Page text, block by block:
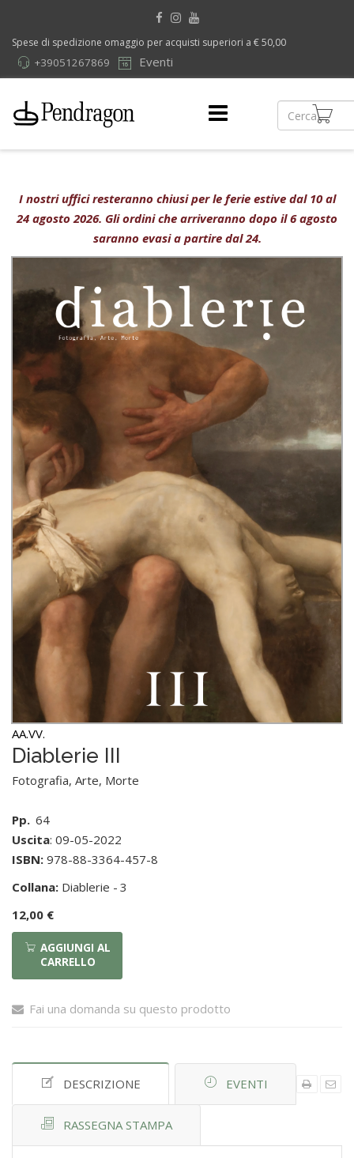
Spese di spedizione omaggio per acquisti superiori a € 50,00
Eventi
+39051267869
I nostri uffici resteranno chiusi per le ferie estive dal 10 al
24 agosto 2026. Gli ordini che arriveranno dopo il 6 agosto
saranno evasi a partire dal 24.
AA.VV.
Diablerie III
Fotografia, Arte, Morte
Pp. 64
Uscita: 09-05-2022
ISBN: 978-88-3364-457-8
Collana: Diablerie - 3
12,00 €
AGGIUNGI AL
CARRELLO
Fai una domanda su questo prodotto
DESCRIZIONE EVENTI
RASSEGNA STAMPA